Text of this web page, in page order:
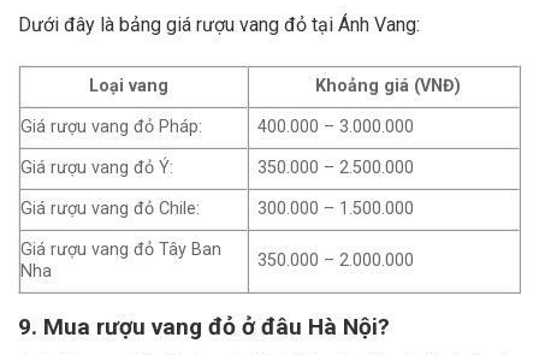
Dưới đây là bảng giá rượu vang đỏ tại Ánh Vang:
Loại vang
Khoảng giá (VNĐ)
Giá rượu vang đỏ Pháp:
400.000 – 3.000.000
Giá rượu vang đỏ Ý:
350.000 – 2.500.000
Giá rượu vang đỏ Chile:
300.000 – 1.500.000
Giá rượu vang đỏ Tây Ban
Nha
350.000 – 2.000.000
9. Mua rượu vang đỏ ở đâu Hà Nội?